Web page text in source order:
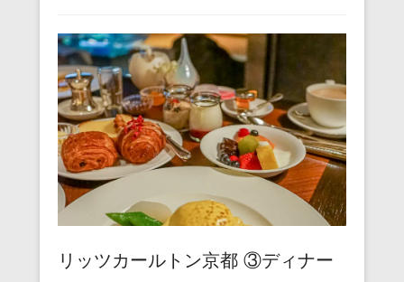
b
o
o
k
st
a
リッツカールトン京都 ③ディナー